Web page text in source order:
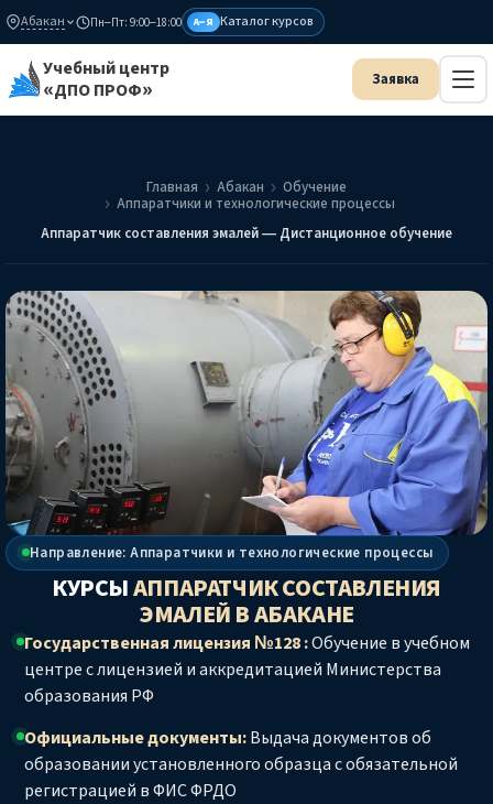
Абакан Пн–Пт: 9:00–18:00 А–Я Каталог курсов
Учебный центр
«ДПО ПРОФ»
Главная Абакан
Обучение
Аппаратчики и технологические процессы
Аппаратчик составления эмалей — Дистанционное обучение
Направление: Аппаратчики и технологические процессы
КУРСЫАППАРАТЧИК СОСТАВЛЕНИЯ
ЭМАЛЕЙВ АБАКАНЕ
Государственная лицензия №128 :Обучение в учебном
центре с лицензией и аккредитацией Министерства
образования РФ
Официальные документы:Выдача документов об
образовании установленного образца с обязательной
регистрацией в ФИС ФРДО